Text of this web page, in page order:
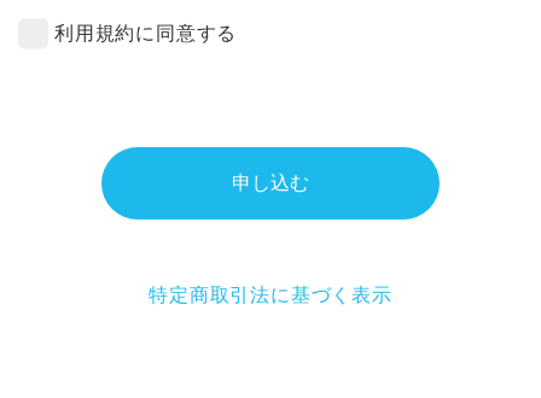
利用規約に同意する
申し込む
特定商取引法に基づく表示